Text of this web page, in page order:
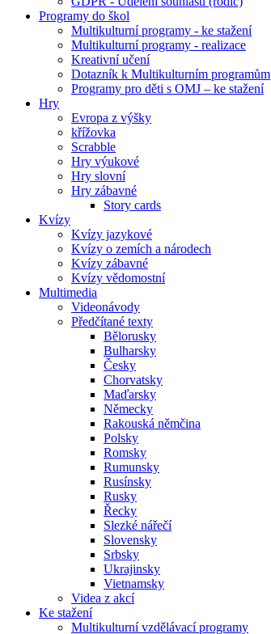
Programy do škol
Multikulturní programy - ke stažení
Multikulturní programy - realizace
Kreativní učení
Dotazník k Multikulturním programům
Programy pro děti s OMJ – ke stažení
Hry
Evropa z výšky
křížovka
Scrabble
Hry výukové
Hry slovní
Hry zábavné
Story cards
Kvízy
Kvízy jazykové
Kvízy o zemích a národech
Kvízy zábavné
Kvízy vědomostní
Multimedia
Videonávody
Předčítané texty
Bělorusky
Bulharsky
Česky
Chorvatsky
Maďarsky
Německy
Rakouská němčina
Polsky
Romsky
Rumunsky
Rusínsky
Rusky
Řecky
Slezké nářečí
Slovensky
Srbsky
Ukrajinsky
Vietnamsky
Videa z akcí
Ke stažení
Multikulturní vzdělávací programy